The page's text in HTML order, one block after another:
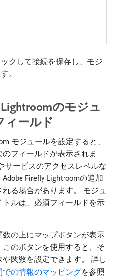
クして接続を保存し、モジ
。
のモジュ
ィールド
モジュールを設定すると、
のフィールドが表示されま
サービスのアクセスレベルな
Firefly Lightroomの追加
る場合があります。 モジュ
トルは、必須フィールドを示
数の上にマップボタンが表示
このボタンを使用すると、そ
関数を設定できます。 詳し
での情報のマッピングを参照